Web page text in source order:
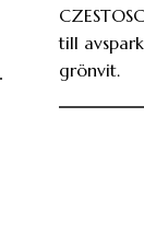
till
grönvit.